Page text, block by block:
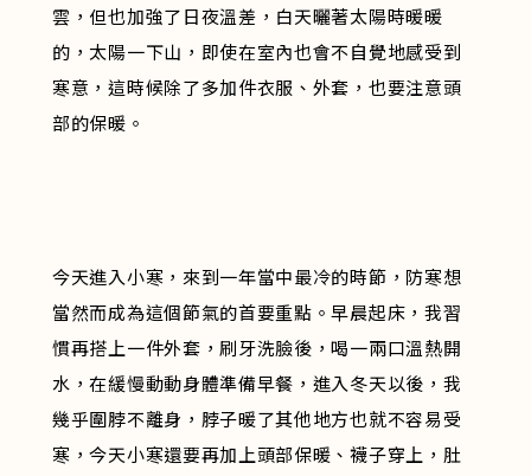
雲，但也加強了日夜溫差，白天曬著太陽時暖暖
的，太陽一下山，即使在室內也會不自覺地感受到
寒意，這時候除了多加件衣服、外套，也要注意頭
部的保暖。
今天進入小寒，來到一年當中最冷的時節，防寒想
當然而成為這個節氣的首要重點。早晨起床，我習
慣再搭上一件外套，刷牙洗臉後，喝一兩口溫熱開
水，在緩慢動動身體準備早餐，進入冬天以後，我
幾乎圍脖不離身，脖子暖了其他地方也就不容易受
寒，今天小寒還要再加上頭部保暖、襪子穿上，肚